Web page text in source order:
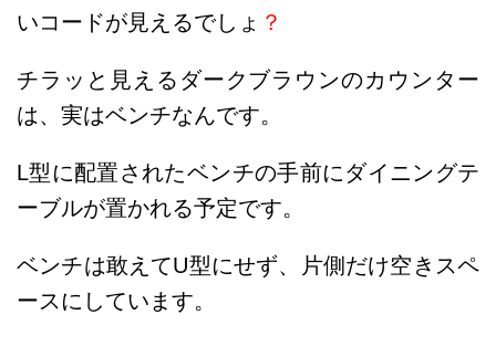
いコードが見えるでしょ ？
チラッと見えるダークブラウンのカウンター
は、実はベンチなんです。
L型に配置されたベンチの手前にダイニングテ
ーブルが置かれる予定です。
ベンチは敢えてU型にせず、片側だけ空きスペ
ースにしています。